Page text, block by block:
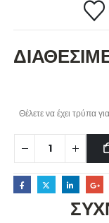
Θέλετε να έχει τρύπα